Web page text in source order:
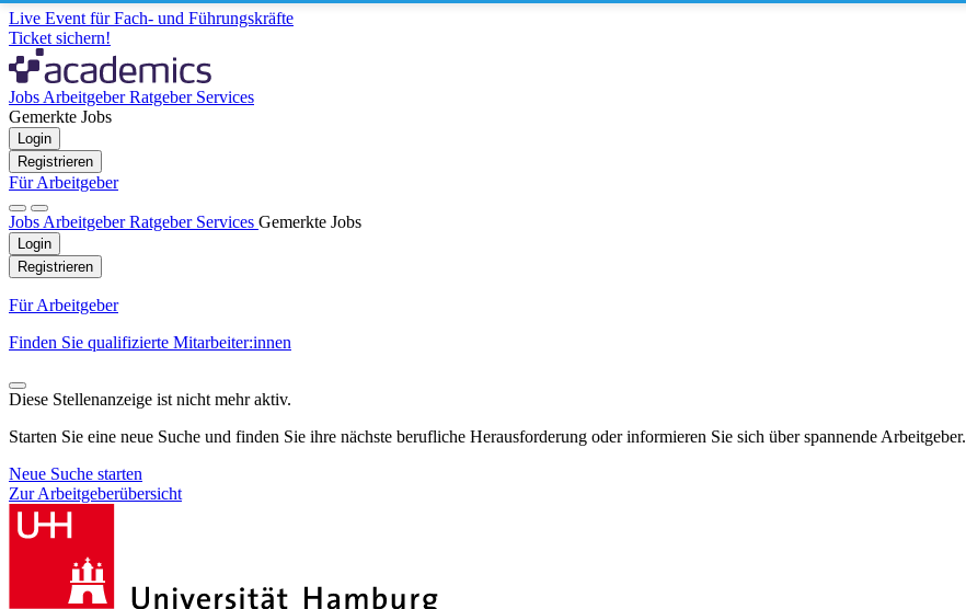
Live Event für Fach- und Führungskräfte
Ticket sichern!
Jobs ArbeitgeberRatgeber Services
Gemerkte Jobs
Login
Registrieren
Für Arbeitgeber
Jobs ArbeitgeberRatgeber Services Gemerkte Jobs
Login
Registrieren
Für Arbeitgeber
Finden Sie qualifizierte Mitarbeiter:innen
Diese Stellenanzeige ist nicht mehr aktiv.
Starten Sie eine neue Suche und finden Sie ihre nächste berufliche Herausforderung oder informieren Sie sich über spannende Arbeitgeber.
Neue Suche starten
Zur Arbeitgeberübersicht